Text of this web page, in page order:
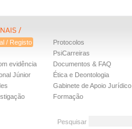
/ Registo
evidência
Júnior
Protocolos
PsiCarreiras
Documentos & FAQ
Ética e Deontologia
Gabinete de Apoio Jurídico
Formação
Pesquisar